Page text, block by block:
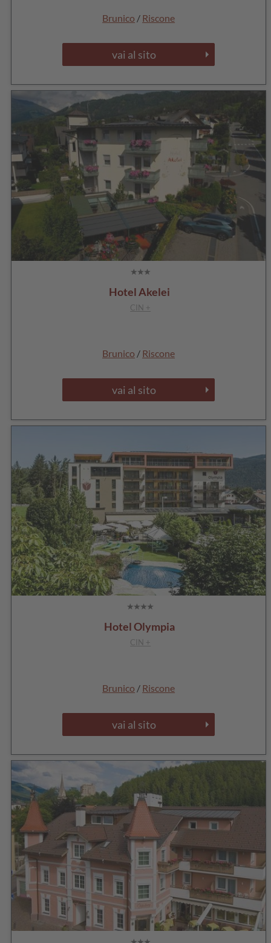
Brunico / Riscone
vai al sito
Hotel Akelei
CIN +
Brunico / Riscone
vai al sito
Hotel Olympia
CIN +
Brunico / Riscone
vai al sito